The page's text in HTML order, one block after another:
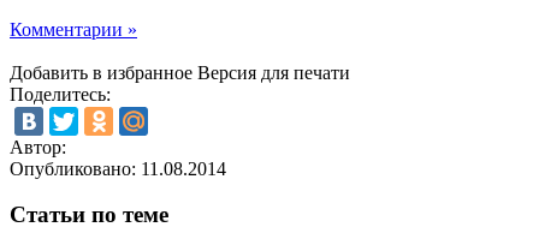
Комментарии »
Добавить в избранное Версия для печати
Поделитесь:
Автор:
Опубликовано: 11.08.2014
Статьи по теме